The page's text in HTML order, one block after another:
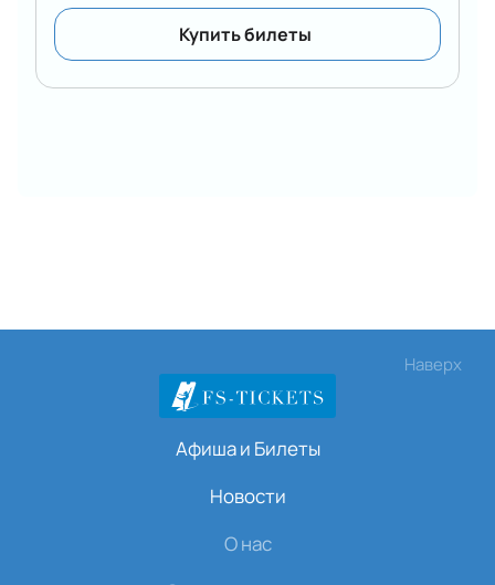
Купить билеты
Наверх
Афиша и Билеты
Новости
О нас